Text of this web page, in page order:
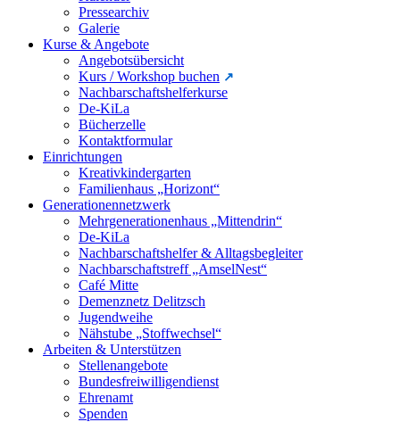
Pressearchiv
Galerie
Kurse & Angebote
Angebotsübersicht
Kurs / Workshop buchen
Nachbarschaftshelferkurse
De-KiLa
Bücherzelle
Kontaktformular
Einrichtungen
Kreativkindergarten
Familienhaus „Horizont“
Generationennetzwerk
Mehrgenerationenhaus „Mittendrin“
De-KiLa
Nachbarschaftshelfer & Alltagsbegleiter
Nachbarschaftstreff „AmselNest“
Café Mitte
Demenznetz Delitzsch
Jugendweihe
Nähstube „Stoffwechsel“
Arbeiten & Unterstützen
Stellenangebote
Bundesfreiwilligendienst
Ehrenamt
Spenden